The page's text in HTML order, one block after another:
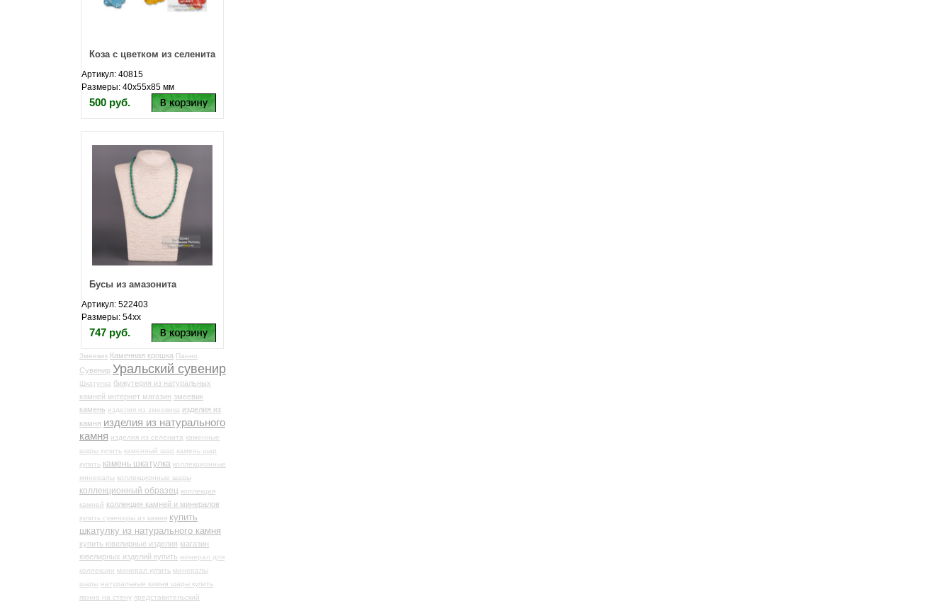
Коза с цветком из селенита
Артикул: 40815
Размеры: 40х55х85 мм
500 руб.
Бусы из амазонита
Артикул: 522403
Размеры: 54хх
747 руб.
Змеевик Каменная крошка Панно
Сувенир Уральский сувенир
Шкатулка бижутерия из натуральных
камней интернет магазин змеевик
камень изделия из змеевика изделия из
камня изделия из натурального
камня изделия из селенита каменные
шары купить каменный шар камень шар
купить камень шкатулка коллекционные
минералы коллекционные шары
коллекционный образец коллекция
камней коллекция камней и минералов
купить сувениры из камня купить
шкатулку из натурального камня
купить ювелирные изделия магазин
ювелирных изделий купить минерал для
коллекции минерал купить минералы
шары натуральные камни шары купить
панно на стену представительский